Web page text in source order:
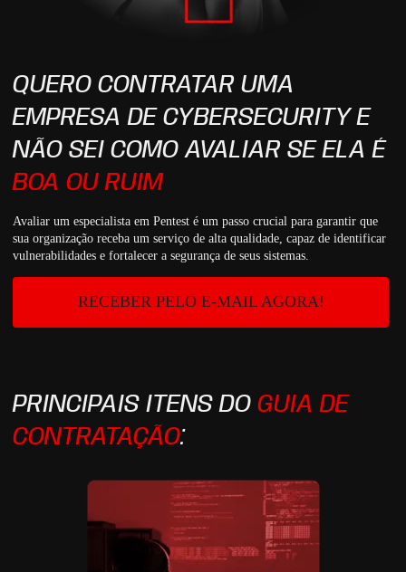
QUERO CONTRATAR UMA
EMPRESA DE CYBERSECURITY E
NÃO SEI COMO AVALIAR SE ELA É
BOA OU RUIM
Avaliar um especialista em Pentest é um passo crucial para garantir que
sua organização receba um serviço de alta qualidade, capaz de identificar
vulnerabilidades e fortalecer a segurança de seus sistemas.
RECEBER PELO E-MAIL AGORA!
PRINCIPAIS ITENS DO GUIA DE
CONTRATAÇÃO: